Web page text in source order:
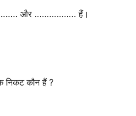
और …………….. हैं।
निकट कौन हैं ?